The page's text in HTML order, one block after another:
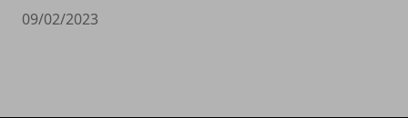
09/02/2023